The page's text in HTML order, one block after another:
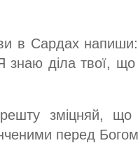
в Сардах
Я знаю діла твої,
зміцняй,
перед